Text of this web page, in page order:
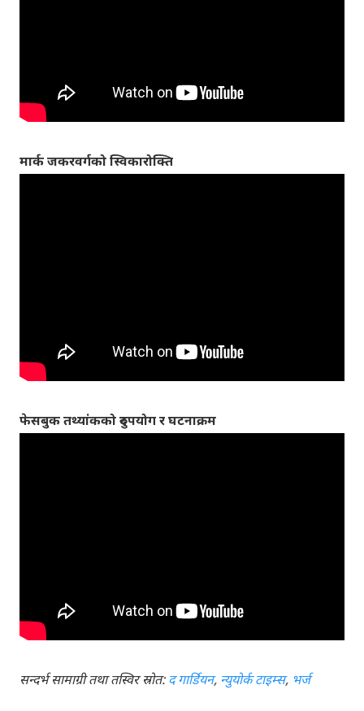
मार्क जकरवर्गको स्विकारोक्ति
फेसबुक तथ्यांकको दुरुपयोग र घटनाक्रम
सन्दर्भ सामाग्री तथा तस्विर स्रोत:द गार्डियन, न्युयोर्क टाइम्स, भर्ज